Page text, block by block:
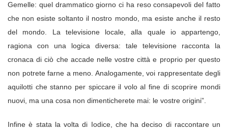
Gemelle: quel drammatico giorno ci ha reso consapevoli del fatto
che non esiste soltanto il nostro mondo, ma esiste anche il resto
del mondo. La televisione locale, alla quale io appartengo,
ragiona con una logica diversa: tale televisione racconta la
cronaca di ciò che accade nelle vostre città e proprio per questo
non potrete farne a meno. Analogamente, voi rappresentate degli
aquilotti che stanno per spiccare il volo al fine di scoprire mondi
nuovi, ma una cosa non dimenticherete mai: le vostre origini”.
Infine è stata la volta di Iodice, che ha deciso di raccontare un